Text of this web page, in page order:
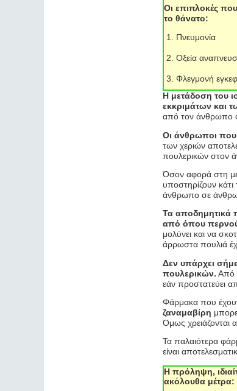
Οι επιπλοκές
το θάνατο:
Πνευμονία
Οξεία
Φλεγμονή
Η μετάδοση του
εκκριμάτων και
από τον άνθρωπο ο
Οι άνθρωποι που
των χεριών
πουλερικών στον
Όσον αφορά στη
υποστηρίζουν κάτι
άνθρωπο σε
Τα αποδημητικά
από όπου
μολύνει και να
άρρωστα πουλιά
Δεν υπάρχει
πουλερικών. Από
εάν προστατεύει
Φάρμακα που
ζαναμαβίρη
Όμως χρειάζονται
Τα παλαιότερα
είναι
Η πρόληψη,
ακόλουθα μέτρα: